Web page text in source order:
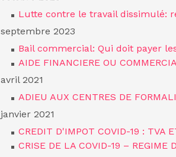
Lutte contre le travail dissimulé:
septembre 2023
Bail commercial: Qui doit payer
AIDE FINANCIERE OU
avril 2021
ADIEU AUX CENTRES DE
janvier 2021
CREDIT D'IMPOT COVID-19 : TVA
CRISE DE LA COVID-19 – REGIME